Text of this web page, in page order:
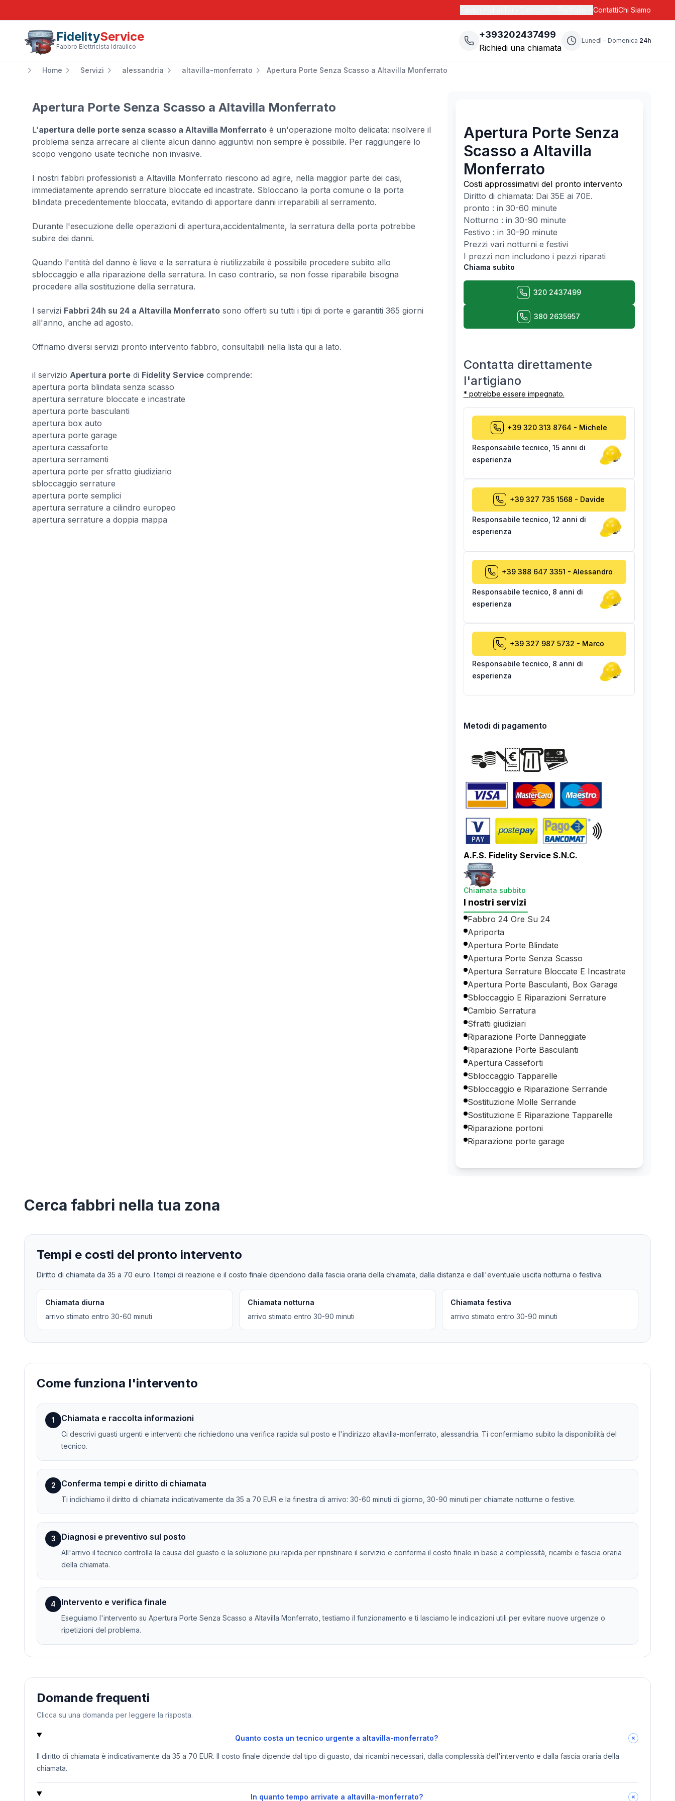
ContattiChi Siamo
FidelityService
Fabbro Elettricista Idraulico
+393202437499
Richiedi una chiamata
Lunedì – Domenica 24h
Home Servizi alessandria altavilla-monferrato Apertura Porte Senza Scasso a Altavilla Monferrato
Apertura Porte Senza Scasso a Altavilla Monferrato
L'apertura delle porte senza scasso a Altavilla Monferrato è un'operazione molto delicata: risolvere il
problema senza arrecare al cliente alcun danno aggiuntivi non sempre è possibile. Per raggiungere lo
scopo vengono usate tecniche non invasive.
I nostri fabbri professionisti a Altavilla Monferrato riescono ad agire, nella maggior parte dei casi,
immediatamente aprendo serrature bloccate ed incastrate. Sbloccano la porta comune o la porta
blindata precedentemente bloccata, evitando di apportare danni irreparabili al serramento.
Durante l'esecuzione delle operazioni di apertura,accidentalmente, la serratura della porta potrebbe
subire dei danni.
Quando l'entità del danno è lieve e la serratura è riutilizzabile è possibile procedere subito allo
sbloccaggio e alla riparazione della serratura. In caso contrario, se non fosse riparabile bisogna
procedere alla sostituzione della serratura.
I servizi Fabbri 24h su 24 a Altavilla Monferrato sono offerti su tutti i tipi di porte e garantiti 365 giorni
all'anno, anche ad agosto.
Offriamo diversi servizi pronto intervento fabbro, consultabili nella lista qui a lato.
il servizio Apertura porte di Fidelity Service comprende:
apertura porta blindata senza scasso
apertura serrature bloccate e incastrate
apertura porte basculanti
apertura box auto
apertura porte garage
apertura cassaforte
apertura serramenti
apertura porte per sfratto giudiziario
sbloccaggio serrature
apertura porte semplici
apertura serrature a cilindro europeo
apertura serrature a doppia mappa
Apertura Porte Senza
Scasso a Altavilla
Monferrato
Costi approssimativi del pronto intervento
Diritto di chiamata: Dai 35E ai 70E.
pronto : in 30-60 minute
Notturno : in 30-90 minute
Festivo : in 30-90 minute
Prezzi vari notturni e festivi
I prezzi non includono i pezzi riparati
Chiama subito
320 2437499
380 2635957
Contatta direttamente
l'artigiano
* potrebbe essere impegnato.
+39 320 313 8764 - Michele
Responsabile tecnico 15 anni di
esperienza
+39 327 735 1568 - Davide
Responsabile tecnico 12 anni di
esperienza
+39 388 647 3351 - Alessandro
Responsabile tecnico 8 anni di
esperienza
+39 327 987 5732 - Marco
Responsabile tecnico 8 anni di
esperienza
Metodi di pagamento
A.F.S. Fidelity Service S.N.C.
Chiamata subbito
I nostri servizi
Fabbro 24 Ore Su 24
Apriporta
Apertura Porte Blindate
Apertura Porte Senza Scasso
Apertura Serrature Bloccate E Incastrate
Apertura Porte Basculanti, Box Garage
Sbloccaggio E Riparazioni Serrature
Cambio Serratura
Sfratti giudiziari
Riparazione Porte Danneggiate
Riparazione Porte Basculanti
Apertura Casseforti
Sbloccaggio Tapparelle
Sbloccaggio e Riparazione Serrande
Sostituzione Molle Serrande
Sostituzione E Riparazione Tapparelle
Riparazione portoni
Riparazione porte garage
Cerca fabbri nella tua zona
Tempi e costi del pronto intervento
Diritto di chiamata da 35 a 70 euro. I tempi di reazione e il costo finale dipendono dalla fascia oraria della chiamata, dalla distanza e dall'eventuale uscita notturna o festiva.
Chiamata diurna
arrivo stimato entro 30-60 minuti
Chiamata notturna
arrivo stimato entro 30-90 minuti
Chiamata festiva
arrivo stimato entro 30-90 minuti
Come funziona l'intervento
1 Chiamata e raccolta informazioni
Ci descrivi guasti urgenti e interventi che richiedono una verifica rapida sul posto e l'indirizzo altavilla-monferrato, alessandria. Ti confermiamo subito la disponibilità del
tecnico.
2 Conferma tempi e diritto di chiamata
Ti indichiamo il diritto di chiamata indicativamente da 35 a 70 EUR e la finestra di arrivo: 30-60 minuti di giorno, 30-90 minuti per chiamate notturne o festive.
3 Diagnosi e preventivo sul posto
All'arrivo il tecnico controlla la causa del guasto e la soluzione piu rapida per ripristinare il servizio e conferma il costo finale in base a complessità, ricambi e fascia oraria
della chiamata.
4 Intervento e verifica finale
Eseguiamo l'intervento su Apertura Porte Senza Scasso a Altavilla Monferrato, testiamo il funzionamento e ti lasciamo le indicazioni utili per evitare nuove urgenze o
ripetizioni del problema.
Domande frequenti
Clicca su una domanda per leggere la risposta.
Quanto costa un tecnico urgente a altavilla-monferrato?
Il diritto di chiamata è indicativamente da 35 a 70 EUR. Il costo finale dipende dal tipo di guasto, dai ricambi necessari, dalla complessità dell'intervento e dalla fascia oraria della
chiamata.
In quanto tempo arrivate a altavilla-monferrato?